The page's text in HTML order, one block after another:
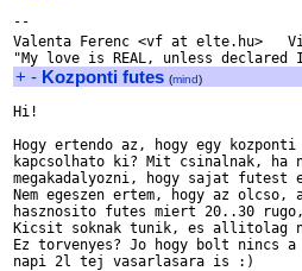
--
Valenta Ferenc <vf at elte.hu>
+ - Kozponti futes (mind)
Hi!
Hogy ertendo az, hogy egy
kapcsolhato ki? Mit csinalnak, ha
megakadalyozni, hogy sajat futest
Nem egeszen ertem, hogy az olcso,
hasznosito futes miert 20..30
Kicsit soknak tunik, es allitolag
Ez torvenyes? Jo hogy bolt nincs
napi 2l tej vasarlasara is :)